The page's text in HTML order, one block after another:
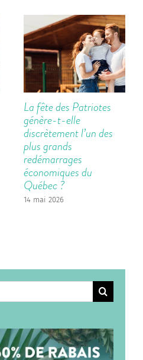
La fête des Patriotes
génère-t-elle
discrètement l’un des
plus grands
redémarrages
économiques du
Québec ?
14 mai 2026